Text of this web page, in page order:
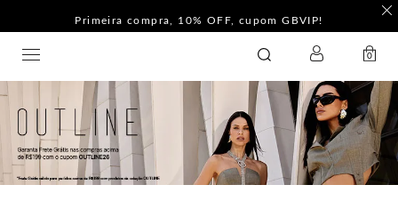
Primeira compra, 10% OFF, cupom GBVIP!
0